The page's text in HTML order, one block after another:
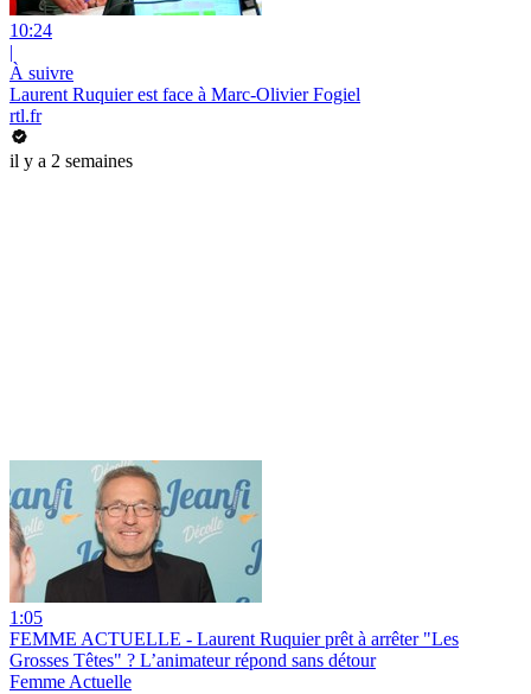
10:24
|
À suivre
Laurent Ruquier est face à Marc-Olivier Fogiel
rtl.fr
il y a 2 semaines
1:05
FEMME ACTUELLE - Laurent Ruquier prêt à arrêter "Les
Grosses Têtes" ? L’animateur répond sans détour
Femme Actuelle